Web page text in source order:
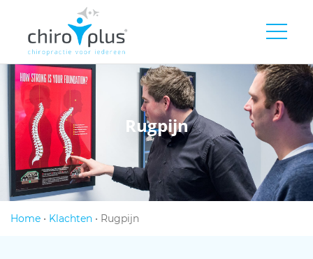
Rugpijn
Home • Klachten • Rugpijn